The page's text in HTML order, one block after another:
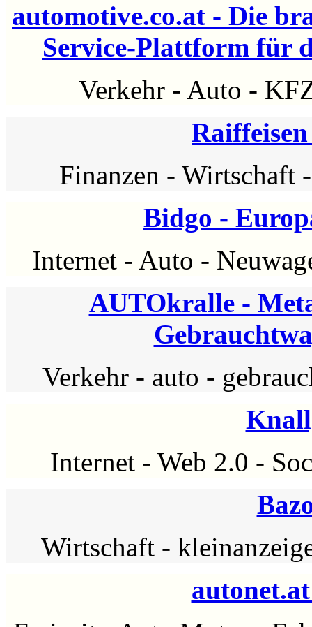
automotive.co.at - Die
Service-Plattform für
Verkehr - Auto -
Finanzen - Wirtschaft
Bidgo -
Internet- Auto -
AUTOkralle -
Verkehr - auto -
Internet- Web 2.0 -
Wirtschaft -